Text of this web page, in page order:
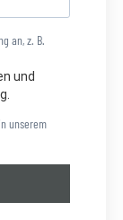
an, z. B.
und
unserem